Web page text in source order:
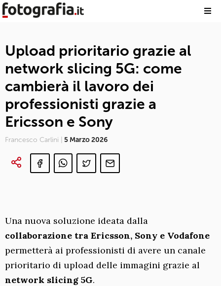
Upload prioritario grazie al
network slicing 5G: come
cambierà il lavoro dei
professionisti grazie a
Ericsson e Sony
Francesco Carlini | 5 Marzo 2026
Una nuova soluzione ideata dalla
collaborazione tra Ericsson, Sony e Vodafone
permetterà ai professionisti di avere un canale
prioritario di upload delle immagini grazie al
network slicing 5G.